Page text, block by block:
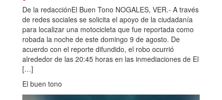
De la redacciónEl Buen Tono NOGALES, VER.- A través
de redes sociales se solicita el apoyo de la ciudadanía
para localizar una motocicleta que fue reportada como
robada la noche de este domingo 9 de agosto. De
acuerdo con el reporte difundido, el robo ocurrió
alrededor de las 20:45 horas en las inmediaciones de El
[…]
El buen tono